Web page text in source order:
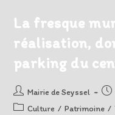
:
La fresque
réalisation,
parking du
Auteur/autrice
de
Mairie de Seyssel
PostCulture / Patrimoine /